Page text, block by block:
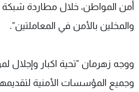
أمن المواطن، خلال مطاردة
والمخلين بالأمن في المعاملتين".
ووجه زهرمان "تحية اكبار
وجميع المؤسسات الأمنية